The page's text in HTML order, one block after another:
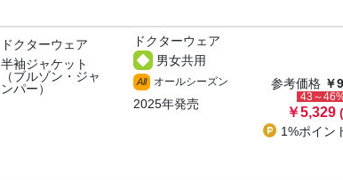
ドクターウェア
半袖ジャケット
（ブルゾン・ジャ
ンパー）
ドクターウェア
男女共用
All オールシーズン
2025年発売
参考価格 ￥
43～
￥5,329
1%ポイン